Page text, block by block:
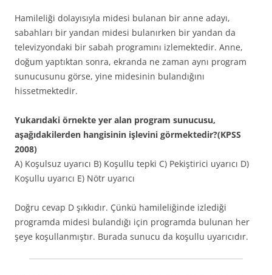
Hamileliği dolayısıyla midesi bulanan bir anne adayı,
sabahları bir yandan midesi bulanırken bir yandan da
televizyondaki bir sabah programını izlemektedir. Anne,
doğum yaptıktan sonra, ekranda ne zaman aynı program
sunucusunu görse, yine midesinin bulandığını
hissetmektedir.
Yukarıdaki örnekte yer alan program sunucusu,
aşağıdakilerden hangisinin işlevini görmektedir?(KPSS
2008)
A) Koşulsuz uyarıcı B) Koşullu tepki C) Pekiştirici uyarıcı D)
Koşullu uyarıcı E) Nötr uyarıcı
Doğru cevap D şıkkıdır. Çünkü hamileliğinde izlediği
programda midesi bulandığı için programda bulunan her
şeye koşullanmıştır. Burada sunucu da koşullu uyarıcıdır.